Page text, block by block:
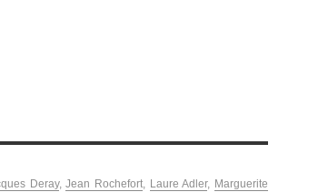
Deray,Jean Rochefort, Laure Adler, Marguerite